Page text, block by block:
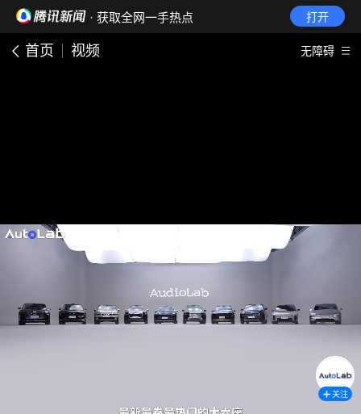
· 获取全网一手热点 打开
首页 视频 无障碍
关注